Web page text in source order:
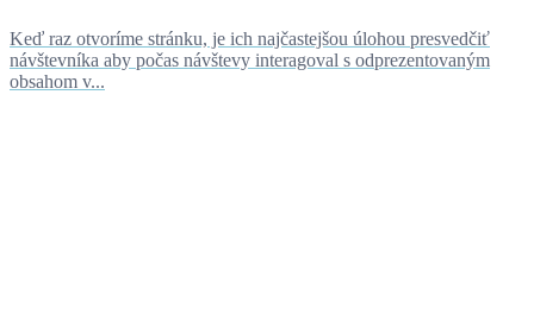
Keď raz otvoríme stránku, je ich najčastejšou úlohou presvedčiť
návštevníka aby počas návštevy interagoval s odprezentovaným
obsahom v...